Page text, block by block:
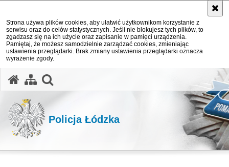
Strona używa plików cookies, aby ułatwić użytkownikom korzystanie z
serwisu oraz do celów statystycznych. Jeśli nie blokujesz tych plików, to
zgadzasz się na ich użycie oraz zapisanie w pamięci urządzenia.
Pamiętaj, że możesz samodzielnie zarządzać cookies, zmieniając
ustawienia przeglądarki. Brak zmiany ustawienia przeglądarki oznacza
wyrażenie zgody.
Policja Łódzka